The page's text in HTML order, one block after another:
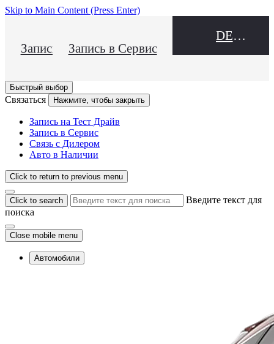
Skip to Main Content (Press Enter)
Запись на Тест Драйв
Запись в Сервис
DEALER NAME
Быстрый выбор
Связаться Нажмите, чтобы закрыть
Запись на Тест Драйв
Запись в Сервис
Связь с Дилером
Авто в Наличии
Click to return to previous menu
Click to search
Введите текст для
поиска
Close mobile menu
Автомобили